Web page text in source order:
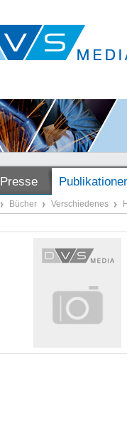
Presse
Bücher Verschiedenes